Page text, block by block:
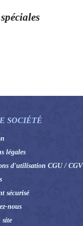
SOCIÉTÉ
légales
d'utilisation CGU / CGV
sécurisé
nous
site